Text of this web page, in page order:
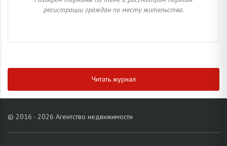
регистрации граждан по месту жительства.
Читать журнал
© 2016 - 2026 Агентство недвижимости